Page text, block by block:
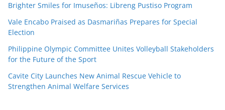
Brighter Smiles for Imuseños: Libreng Pustiso Program
Vale Encabo Praised as Dasmariñas Prepares for Special
Election
Philippine Olympic Committee Unites Volleyball Stakeholders
for the Future of the Sport
Cavite City Launches New Animal Rescue Vehicle to
Strengthen Animal Welfare Services